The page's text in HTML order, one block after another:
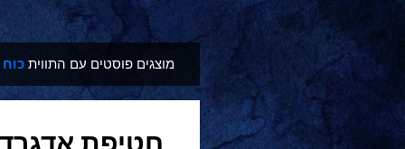
ש
מוצגים פוסטים עם התווית כוח